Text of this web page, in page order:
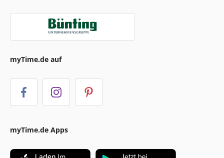
myTime.de auf
myTime.de Apps